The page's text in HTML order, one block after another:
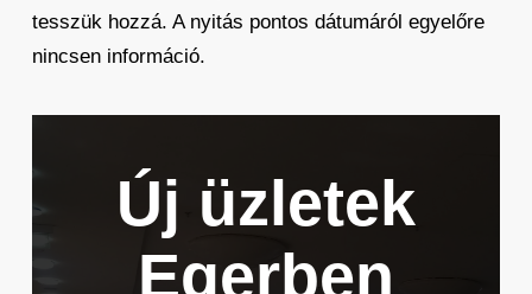
tesszük hozzá. A nyitás pontos dátumáról egyelőre
nincsen információ.
Új üzletek
Egerben